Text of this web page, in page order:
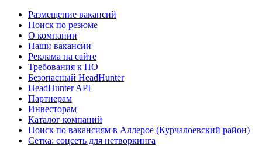
Размещение вакансий
Поиск по резюме
О компании
Наши вакансии
Реклама на сайте
Требования к ПО
Безопасный HeadHunter
HeadHunter API
Партнерам
Инвесторам
Каталог компаний
Поиск по вакансиям в Аллерое (Курчалоевский район)
Сетка: соцсеть для нетворкинга